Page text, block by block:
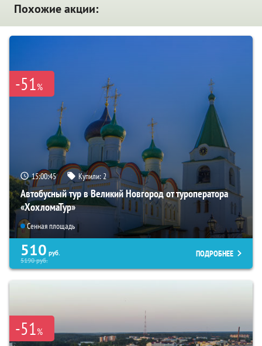
Похожие акции:
-51%
15:00:44 Купили:2
Автобусный тур в Великий Новгород от туроператора
«ХохломаТур»
Сенная площадь
510 руб.
5190руб.
ПОДРОБНЕЕ
-51%